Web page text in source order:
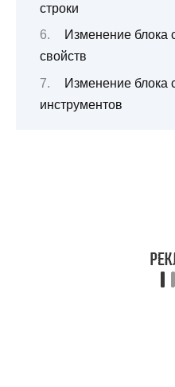
строки
Изменение
свойств
Изменение блока
инструментов